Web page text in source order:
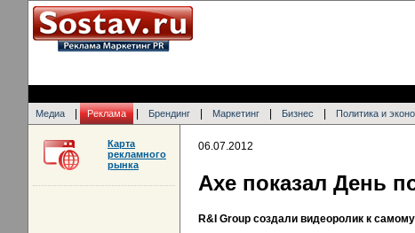
Медиа Реклама Брендинг Маркетинг Бизнес Политика и
06.07.2012
Axe показал День
R&I Group создали видеоролик к
Карта
рекламного
рынка